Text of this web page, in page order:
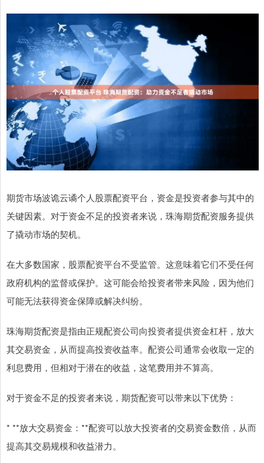
期货市场波诡云谲个人股票配资平台，资金是投资者参与其中的
关键因素。对于资金不足的投资者来说，珠海期货配资服务提供
了撬动市场的契机。
在大多数国家，股票配资平台不受监管。这意味着它们不受任何
政府机构的监督或保护。这可能会给投资者带来风险，因为他们
可能无法获得资金保障或解决纠纷。
珠海期货配资是指由正规配资公司向投资者提供资金杠杆，放大
其交易资金，从而提高投资收益率。配资公司通常会收取一定的
利息费用，但相对于潜在的收益，这笔费用并不算高。
对于资金不足的投资者来说，期货配资可以带来以下优势：
* **放大交易资金：**配资可以放大投资者的交易资金数倍，从而
提高其交易规模和收益潜力。